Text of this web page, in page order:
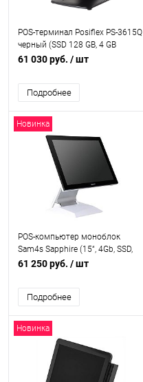
POS-терминал Posiflex PS-3615Q
черный (SSD 128 GB, 4 GB
DDR3L, без MSR, без ОС), 55667
61 030 руб. / шт
Подробнее
Новинка
POS-компьютер моноблок
Sam4s Sapphire (15“, 4Gb, SSD,
NVME 250Gb, J6412), SPT-
61 250 руб. / шт
Подробнее
Новинка